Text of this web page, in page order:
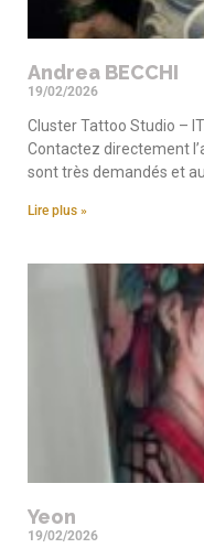
Andrea BECCHI
19/02/2026
Cluster Tattoo Studio –
Contactez directement
sont très demandés et
Lire plus »
Yeon
19/02/2026